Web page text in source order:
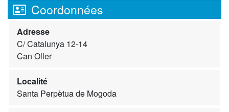
Coordonnées
Adresse
C/ Catalunya 12-14
Can Oller
Localité
Santa Perpètua de Mogoda